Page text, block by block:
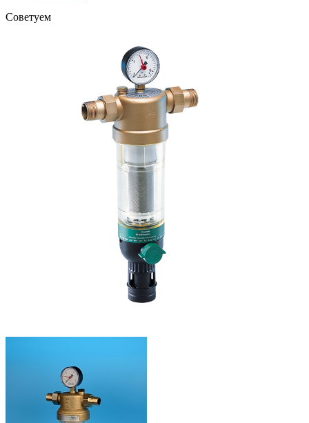
Советуем